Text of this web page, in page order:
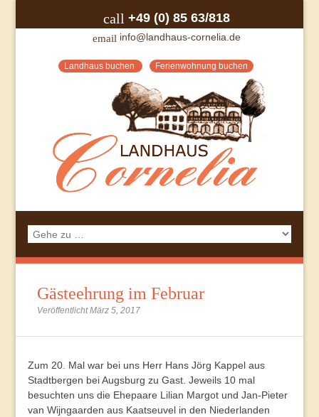
call +49 (0) 85 63/818
email info@landhaus-cornelia.de
Landhaus buchen Ferienwohnung buchen
Gästeehrung im Februar
Veröffentlicht März 5, 2017
Zum 20. Mal war bei uns Herr Hans Jörg Kappel aus
Stadtbergen bei Augsburg zu Gast. Jeweils 10 mal
besuchten uns die Ehepaare Lilian Margot und Jan-Pieter
van Wijngaarden aus Kaatseuvel in den Niederlanden